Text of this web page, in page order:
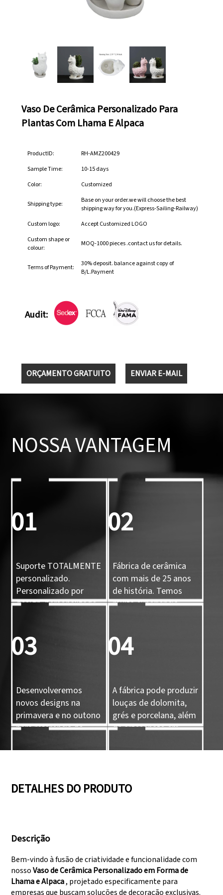
Vaso De Cerâmica Personalizado Para
Plantas Com Lhama E Alpaca
ProductID:
RH-AMZ200429
Sample Time:
10-15 days
Color:
Customized
Shipping type:
Base on your order.we will choose the best
shipping way for you.(Express-Sailing-Railway)
Custom logo:
Accept Customized LOGO
Custom shape or
colour:
MOQ-1000 pieces .contact us for details.
Terms of Payment:
30% deposit. balance against copy of
B/L.Payment
Audit:
ORÇAMENTO GRATUITO ENVIAR E-MAIL
NOSSA VANTAGEM
01
Suporte TOTALMENTE
personalizado.
Personalizado por
design, personalizado
molde 3D
02
Fábrica de cerâmica
com mais de 25 anos
de história. Temos
muita experiência.
03
Desenvolveremos
novos designs na
primavera e no outono
para referência de
04
A fábrica pode produzir
louças de dolomita,
grés e porcelana, além
de artesanato em
atender a grandes
produção.
(Disney), UNIVERSAL,
TARGET
DETALHES DO PRODUTO
Descrição
Bem-vindo à fusão de criatividade e funcionalidade com
nossoVaso de Cerâmica Personalizado em Forma de
Lhama e Alpaca, projetado especificamente para
empresas que buscam soluções de decoração exclusivas.